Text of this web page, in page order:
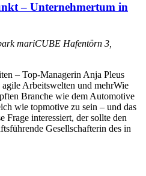
– Unternehmertum in
mariCUBE Hafentörn 3,
– Top-Managerin Anja Pleus
Arbeitswelten und mehrWie
Branche wie dem Automotive
wie topmotive zu sein – und das
Frage interessiert, der sollte den
Gesellschafterin des in